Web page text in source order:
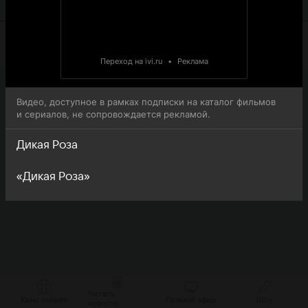
Переход на ivi.ru • Реклама
Видео, доступное в рамках подписки на каталог фильмов
и сериалов, не сопровождается рекламой.
Дикая Роза
«Дикая Роза»